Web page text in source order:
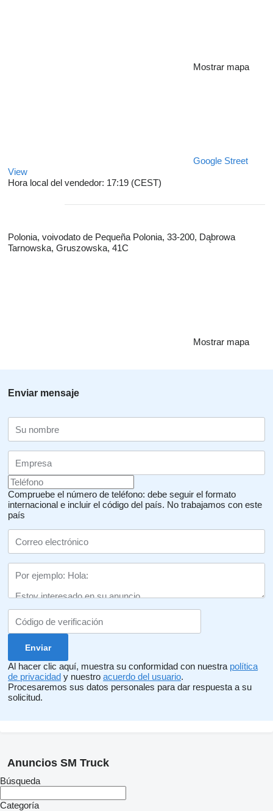
Mostrar mapa
Google Street
View
Hora local del vendedor: 17:19 (CEST)
Polonia, voivodato de Pequeña Polonia, 33-200, Dąbrowa
Tarnowska, Gruszowska, 41C
Mostrar mapa
Enviar mensaje
Compruebe el número de teléfono: debe seguir el formato
internacional e incluir el código del país. No trabajamos con este
país
Al hacer clic aquí, muestra su conformidad con nuestra política
de privacidad y nuestro acuerdo del usuario.
Procesaremos sus datos personales para dar respuesta a su
solicitud.
Anuncios SM Truck
Búsqueda
Categoría